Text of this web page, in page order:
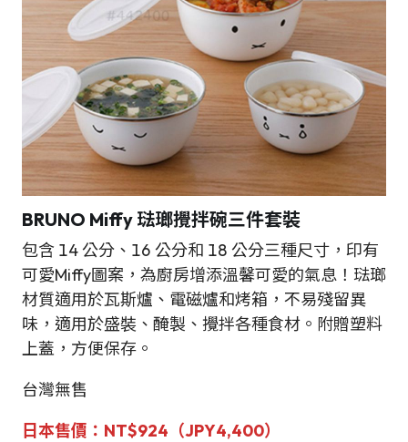
BRUNO Miffy 琺瑯攪拌碗三件套裝
包含 14 公分、16 公分和 18 公分三種尺寸，印有
可愛Miffy圖案，為廚房增添溫馨可愛的氣息！琺瑯
材質適用於瓦斯爐、電磁爐和烤箱，不易殘留異
味，適用於盛裝、醃製、攪拌各種食材。附贈塑料
上蓋，方便保存。
台灣無售
日本售價：NT$924（JPY4,400）